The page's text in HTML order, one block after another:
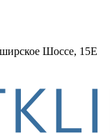
Шоссе, 15Е